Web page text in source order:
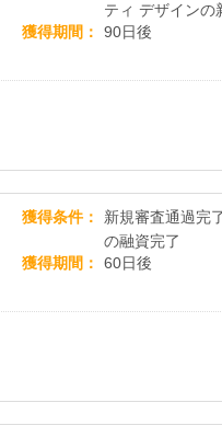
ティ デザインの
カード発券
獲得期間 90日後
獲得条件
新規審査通過完
の融資完了
獲得期間
60日後